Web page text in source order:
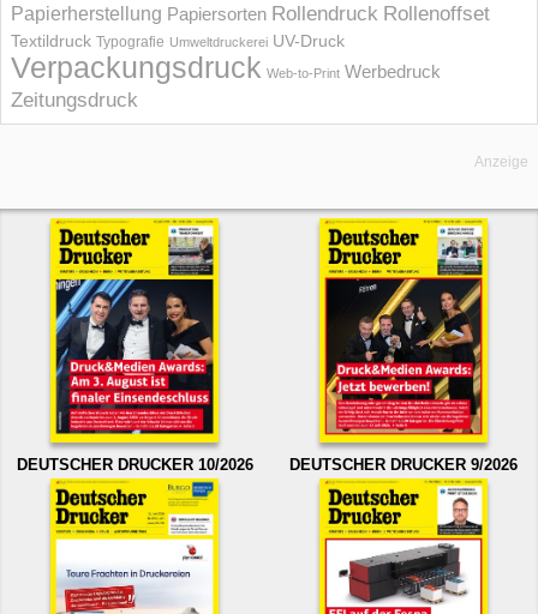
Papierherstellung Papiersorten Rollendruck Rollenoffset
Textildruck Typografie Umweltdruckerei UV-Druck
Verpackungsdruck Web-to-Print Werbedruck
Zeitungsdruck
Anzeige
DEUTSCHER DRUCKER 10/2026 DEUTSCHER DRUCKER 9/2026